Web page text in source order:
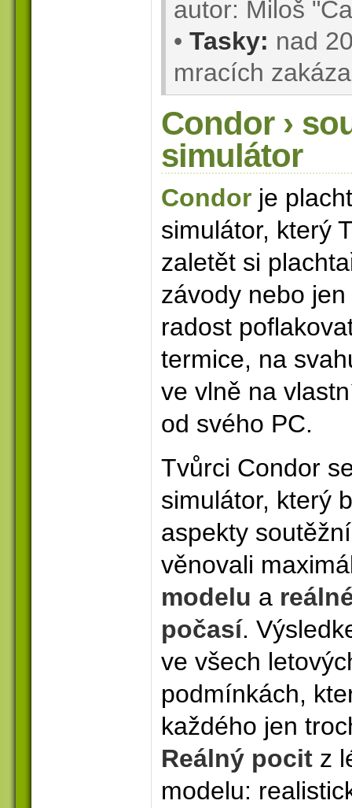
autor: Miloš
• Tasky: nad
mracích
Condor ›
simulátor
Condor je
simulátor, který
zaletět si
závody nebo
radost
termice, na
ve vlně na
od svého PC.
Tvůrci Condor
simulátor, který
aspekty
věnovali
modelu a
počasí.
ve všech
podmínkách,
každého jen
Reálný pocit z
modelu: